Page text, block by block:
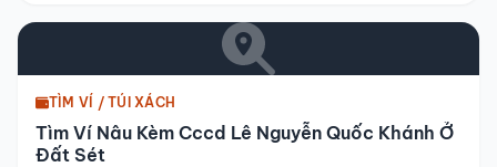
TÌM VÍ / TÚI XÁCH
Tìm Ví Nâu Kèm Cccd Lê Nguyễn Quốc Khánh Ở
Đất Sét